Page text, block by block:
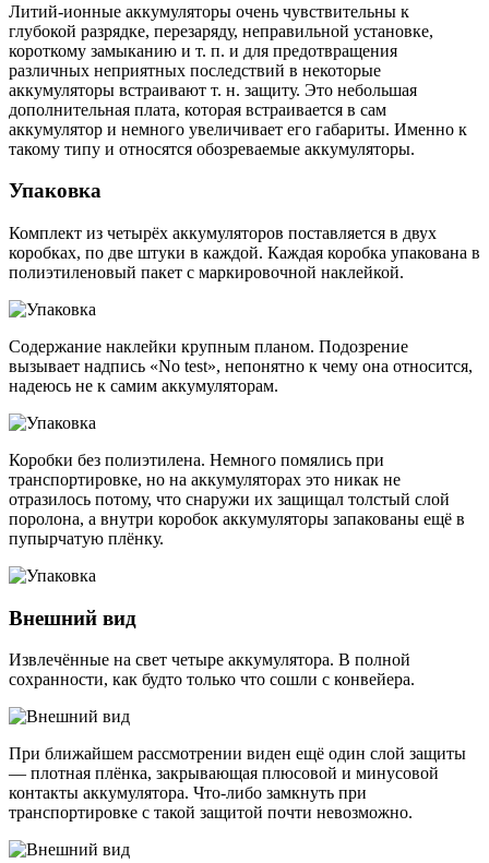
Литий-ионные аккумуляторы очень чувствительны к
глубокой разрядке, перезаряду, неправильной установке,
короткому замыканию и т. п. и для предотвращения
различных неприятных последствий в некоторые
аккумуляторы встраивают т. н. защиту. Это небольшая
дополнительная плата, которая встраивается в сам
аккумулятор и немного увеличивает его габариты. Именно к
такому типу и относятся обозреваемые аккумуляторы.
Упаковка
Комплект из четырёх аккумуляторов поставляется в двух
коробках, по две штуки в каждой. Каждая коробка упакована в
полиэтиленовый пакет с маркировочной наклейкой.
Содержание наклейки крупным планом. Подозрение
вызывает надпись «No test», непонятно к чему она относится,
надеюсь не к самим аккумуляторам.
Коробки без полиэтилена. Немного помялись при
транспортировке, но на аккумуляторах это никак не
отразилось потому, что снаружи их защищал толстый слой
поролона, а внутри коробок аккумуляторы запакованы ещё в
пупырчатую плёнку.
Внешний вид
Извлечённые на свет четыре аккумулятора. В полной
сохранности, как будто только что сошли с конвейера.
При ближайшем рассмотрении виден ещё один слой защиты
— плотная плёнка, закрывающая плюсовой и минусовой
контакты аккумулятора. Что-либо замкнуть при
транспортировке с такой защитой почти невозможно.